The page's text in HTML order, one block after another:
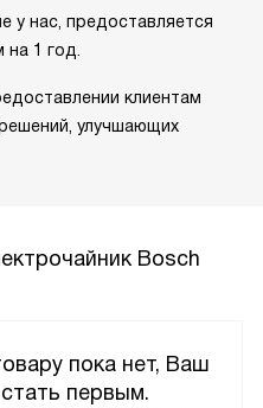
у нас, предоставляется
1 год.
клиентам
улучшающих
Bosch
пока нет, Ваш
первым.